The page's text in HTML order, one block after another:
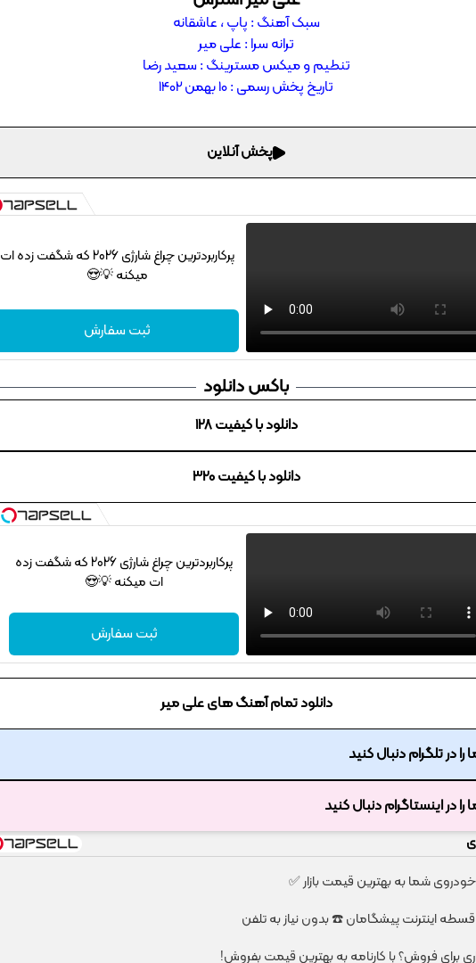
سبک آهنگ : پاپ ، عاشقانه
ترانه سرا : علی میر
تنطیم و میکس مسترینگ : سعید رضا
تاریخ پخش رسمی : 10 بهمن 1402
پخش آنلاین
پرکاربردترین چراغ شارژی 2026 که شگفت زده ات
میکنه 💡😍
ثبت سفارش
باکس دانلود
دانلود با کیفیت 128
دانلود با کیفیت 320
پرکاربردترین چراغ شارژی 2026 که شگفت زده
ات میکنه 💡😍
ثبت سفارش
دانلود تمام آهنگ های علی میر
را در تلگرام دنبال کنید
را در اینستاگرام دنبال کنید
شما به بهترین قیمت بازار ✅
برای فروش؟ با کارنامه به بهترین قیمت بفروش!